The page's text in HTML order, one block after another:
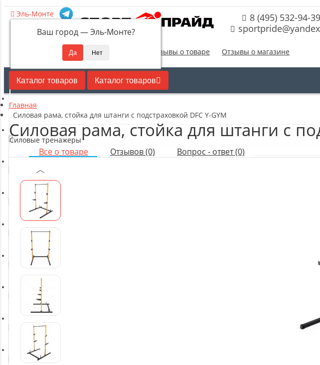
Эль-Монте
Ваш город —Эль-Монте?
8 (495) 532-94-39
Отзывы о товаре Отзывы о магазине
Каталог товаров Каталог товаров
Кардиотренажеры
Силовые тренажеры
Свободные веса
Оборудование для настольного тенниса
Батуты
Баскетбольное оборудование
Массажное оборудование
Игротека
Детское оборудование
Главная
Силовая рама, стойка для штанги с подстраховкой DFC Y-GYM
Силовая рама, стойка для штанги с
Все о товаре Отзывов (0) Вопрос - ответ (0)